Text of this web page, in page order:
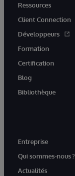
Ressources
Client Connection
Développeurs
Formation
Certification
Blog
Bibliothèque
Entreprise
Qui sommes-nous ?
Actualités